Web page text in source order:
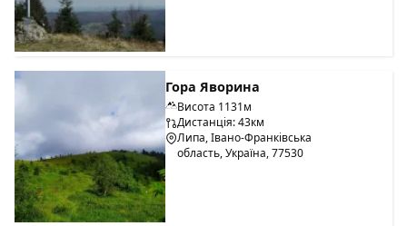
Гора Яворина
Висота 1131м
Дистанція: 43км
Липа, Івано-Франківська
область, Україна, 77530